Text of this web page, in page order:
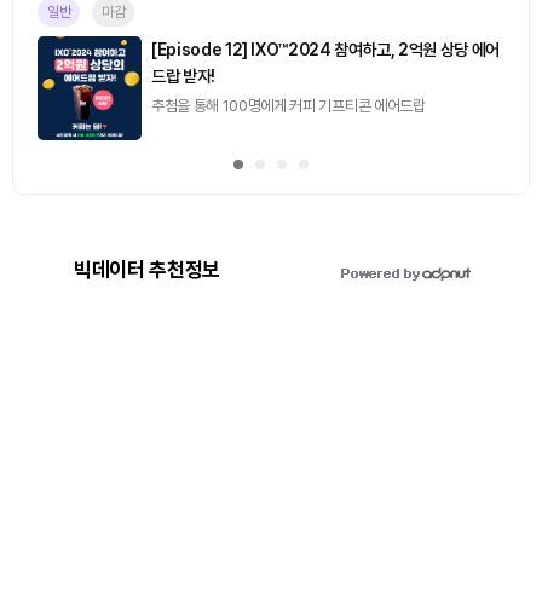
일반 마감
[Episode 12] IXO™2024 참여하고, 2억원 상당 에어
드랍 받자!
추첨을 통해 100명에게 커피 기프티콘 에어드랍
빅데이터 추천정보